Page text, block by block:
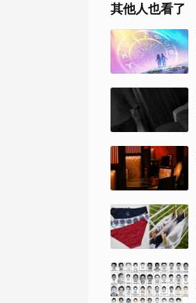
其他人也看了